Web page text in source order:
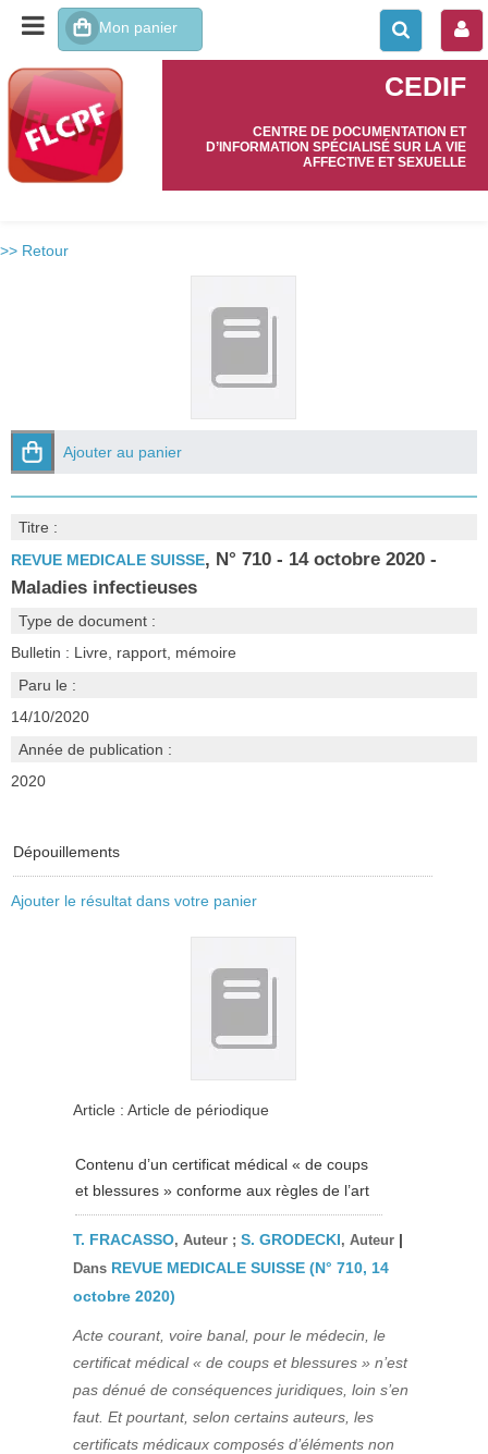
CEDIF
CENTRE DE DOCUMENTATION ET
D’INFORMATION SPÉCIALISÉ SUR LA VIE
AFFECTIVE ET SEXUELLE
>> Retour
Ajouter au panier
Titre :
REVUE MEDICALE SUISSE, N° 710 - 14 octobre 2020 -
Maladies infectieuses
Type de document :
Bulletin : Livre, rapport, mémoire
Paru le :
14/10/2020
Année de publication :
2020
Dépouillements
Ajouter le résultat dans votre panier
Article : Article de périodique
Contenu d’un certificat médical « de coups
et blessures » conforme aux règles de l’art
T. FRACASSO, Auteur ;S. GRODECKI, Auteur |
Dans REVUE MEDICALE SUISSE (N° 710, 14
octobre 2020)
Acte courant, voire banal, pour le médecin, le
certificat médical « de coups et blessures » n’est
pas dénué de conséquences juridiques, loin s’en
faut. Et pourtant, selon certains auteurs, les
certificats médicaux composés d’éléments non